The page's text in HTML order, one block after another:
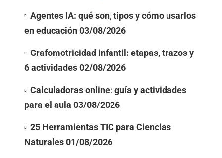
Agentes IA: qué son, tipos y cómo usarlos
en educación03/08/2026
Grafomotricidad infantil: etapas, trazos y
6 actividades02/08/2026
Calculadoras online: guía y actividades
para el aula 03/08/2026
25 Herramientas TIC para Ciencias
Naturales01/08/2026